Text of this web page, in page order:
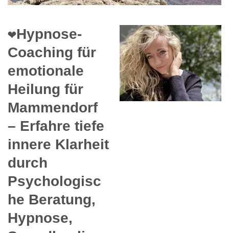
❤️Hypnose-
Coaching für
emotionale
Heilung für
Mammendorf
– Erfahre tiefe
innere Klarheit
durch
Psychologisc
he Beratung,
Hypnose,